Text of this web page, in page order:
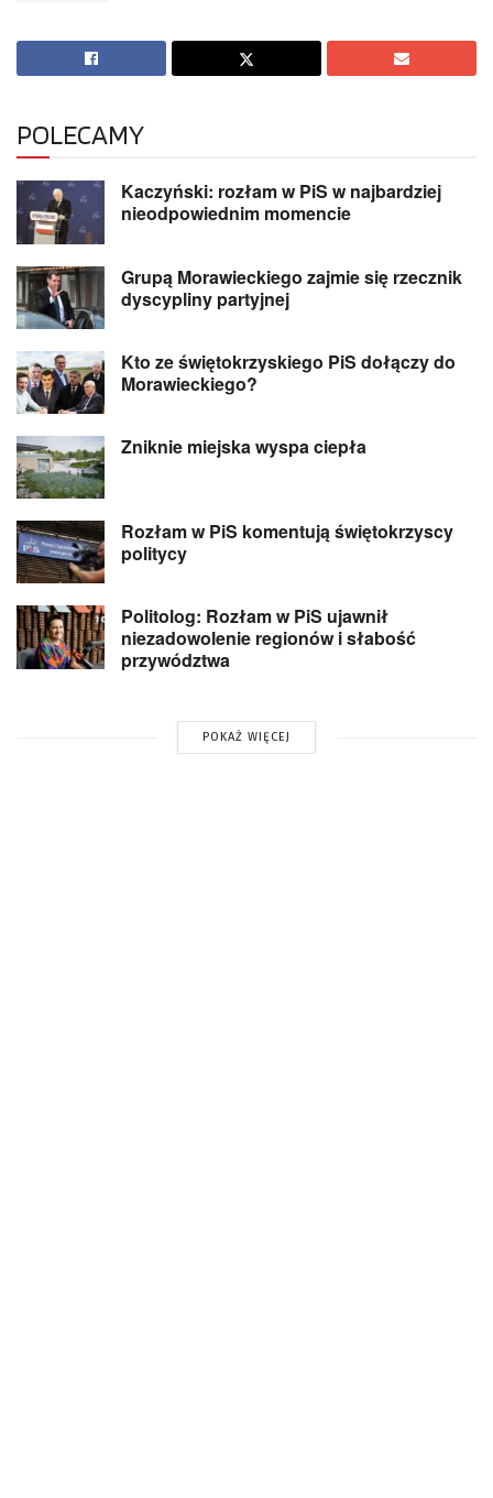
POLECAMY
Kaczyński: rozłam w PiS w najbardziej
nieodpowiednim momencie
Grupą Morawieckiego zajmie się rzecznik
dyscypliny partyjnej
Kto ze świętokrzyskiego PiS dołączy do
Morawieckiego?
Zniknie miejska wyspa ciepła
Rozłam w PiS komentują świętokrzyscy
politycy
Politolog: Rozłam w PiS ujawnił
niezadowolenie regionów i słabość
przywództwa
POKAŻ WIĘCEJ